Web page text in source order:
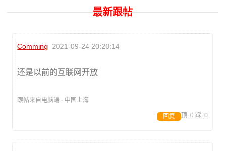
最新跟帖
Comming 2021-09-24 20:20:14
还是以前的互联网开放
跟帖来自电脑端 · 中国上海
顶: 0 踩: 0
回复